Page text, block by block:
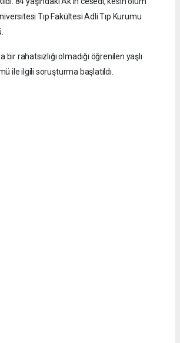
Tıp Fakültesi Adli Tıp Kurumu
bir rahatsızlığı olmadığı öğrenilen yaşlı
ile ilgili soruşturma başlatıldı.